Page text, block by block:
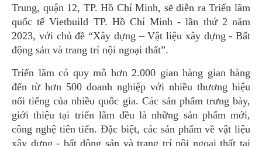
Trung, quận 12, TP. Hồ Chí Minh, sẽ diễn ra Triển lãm
quốc tế Vietbuild TP. Hồ Chí Minh - lần thứ 2 năm
2023, với chủ đề “Xây dựng – Vật liệu xây dựng - Bất
động sản và trang trí nội ngoại thất”.
Triển lãm có quy mô hơn 2.000 gian hàng gian hàng
đến từ hơn 500 doanh nghiệp với nhiều thương hiệu
nổi tiếng của nhiều quốc gia. Các sản phẩm trưng bày,
giới thiệu tại triển lãm đều là những sản phẩm mới,
công nghệ tiên tiến. Đặc biệt, các sản phẩm về vật liệu
xây dựng - bất động sản và trang trí nội ngoại thất tại